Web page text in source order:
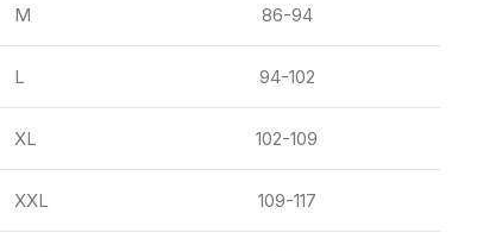
M 86-94
L 94-102
XL 102-109
XXL 109-117